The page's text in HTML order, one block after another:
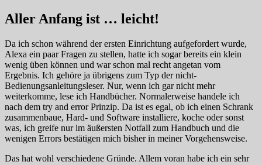
Aller Anfang ist … leicht!
Da ich schon während der ersten Einrichtung aufgefordert wurde,
Alexa ein paar Fragen zu stellen, hatte ich sogar bereits ein klein
wenig üben können und war schon mal recht angetan vom
Ergebnis. Ich gehöre ja übrigens zum Typ der nicht-
Bedienungsanleitungsleser. Nur, wenn ich gar nicht mehr
weiterkomme, lese ich Handbücher. Normalerweise handele ich
nach dem try and error Prinzip. Da ist es egal, ob ich einen Schrank
zusammenbaue, Hard- und Software installiere, koche oder sonst
was, ich greife nur im äußersten Notfall zum Handbuch und die
wenigen Errors bestätigen mich bisher in meiner Vorgehensweise.
Das hat wohl verschiedene Gründe. Allem voran habe ich ein sehr